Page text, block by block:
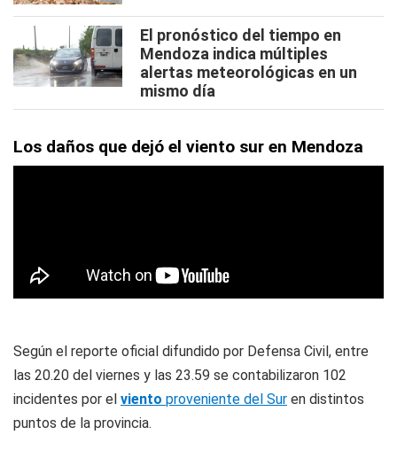
El pronóstico del tiempo en
Mendoza indica múltiples
alertas meteorológicas en un
mismo día
Los daños que dejó el viento sur en Mendoza
Según el reporte oficial difundido por Defensa Civil, entre
las 20.20 del viernes y las 23.59 se contabilizaron 102
incidentes por el viento proveniente del Sur en distintos
puntos de la provincia.